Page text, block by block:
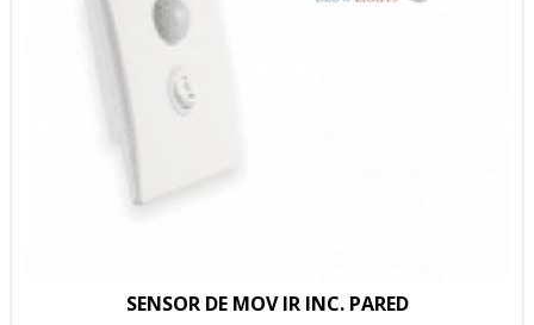
SENSOR DE MOV IR INC. PARED